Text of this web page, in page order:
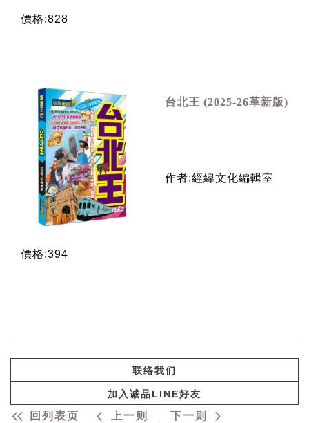
價格:828
台北王 (2025-26革新版)
作者:經緯文化編輯室
價格:394
联络我们
加入诚品LINE好友
回列表页 上一则 下一则